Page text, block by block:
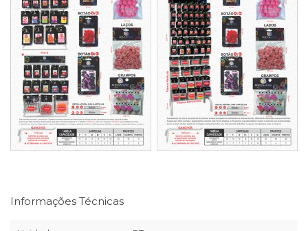
Informações Técnicas